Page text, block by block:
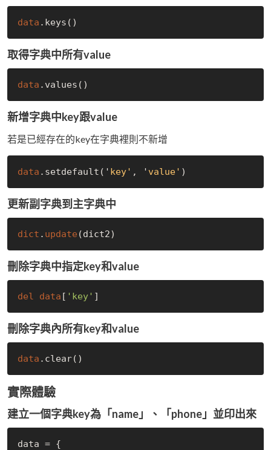
data .keys()
取得字典中所有value
data .values()
新增字典中key跟value
若是已經存在的key在字典裡則不新增
data .setdefault(' key' , ' value' )
更新副字典到主字典中
dict . update
刪除字典中指定key和value
del data [ 'key' ]
刪除字典內所有key和value
data .clear()
實際體驗
建立一個字典key為「name」、「phone」並印出來
data = {